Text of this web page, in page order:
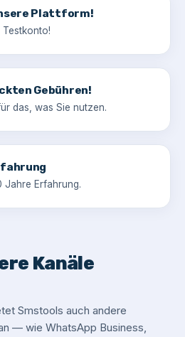
Plattform!
Testkonto!
Gebühren!
das, was Sie nutzen.
Jahre Erfahrung.
Kanäle
Smstools auch andere
— wie WhatsApp Business,